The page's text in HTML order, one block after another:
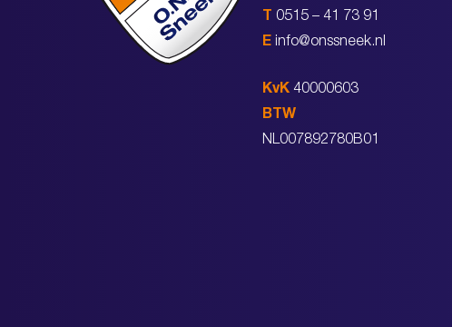
T 0515 – 41 73 91
E info@onssneek.nl
KvK 40000603
BTW
NL007892780B01